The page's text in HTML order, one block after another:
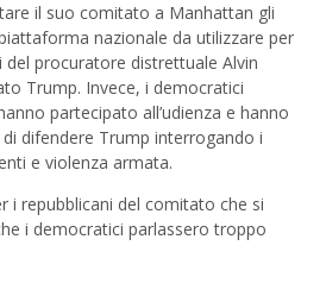
il suo comitato a Manhattan gli
nazionale da utilizzare per
procuratore distrettuale Alvin
Trump. Invece, i democratici
partecipato all’udienza e hanno
difendere Trump interrogando i
e violenza armata.
i repubblicani del comitato che si
i democratici parlassero troppo